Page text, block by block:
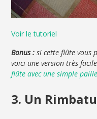
Voir le tutoriel
Bonus : si cette flûte vous
voici une version très facile
flûte avec une simple
3. Un